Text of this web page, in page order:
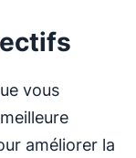
vous
améliorer la